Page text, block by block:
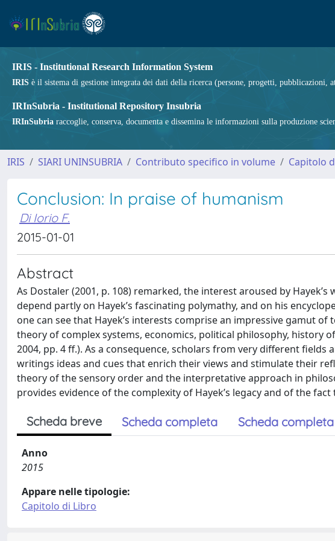
IRIS - Institutional Research Information System
IRIS è il sistema di gestione integrata dei dati della ricerca (persone, progetti,
IRInSubria - Institutional Repository Insubria
IRInSubria raccoglie, conserva, documenta e dissemina le informazioni sulla produzione
IRIS SIARI UNINSUBRIA Contributo specifico in volume Capitolo
Conclusion: In praise of humanism
Di Iorio F.
2015-01-01
Abstract
As Dostaler (2001, p. 108) remarked, the interest aroused by
depend partly on Hayek’s fascinating polymathy, and on his
one can see that Hayek’s interests comprise an impressive gamut
theory of complex systems, economics, political philosophy, history
2004, pp. 4 ff.). As a consequence, scholars from very different
writings ideas and cues that enrich their views and stimulate their
theory of the sensory order and the interpretative approach in
provides evidence of the complexity of Hayek’s legacy and of the
Scheda breve Scheda completa Scheda
Anno
2015
Appare nelle tipologie:
Capitolo di Libro